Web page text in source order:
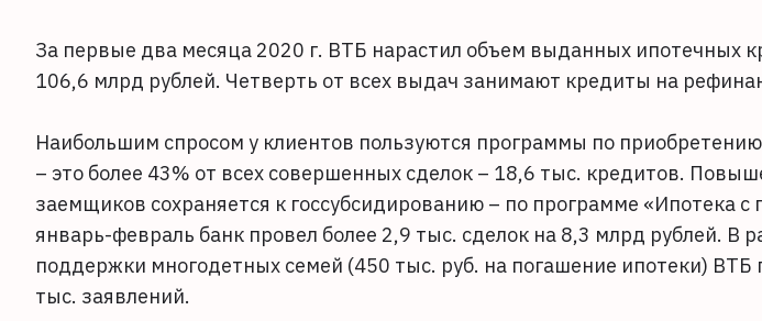
За первые два месяца 2020 г. ВТБ нарастил объем выданных ипотечных
106,6 млрд рублей. Четверть от всех выдач занимают кредиты на
Наибольшим спросом у клиентов пользуются программы по
– это более 43% от всех совершенных сделок – 18,6 тыс. кредитов.
заемщиков сохраняется к госсубсидированию – по программе «Ипотека с
январь-февраль банк провел более 2,9 тыс. сделок на 8,3 млрд рублей. В
поддержки многодетных семей (450 тыс. руб. на погашение ипотеки) ВТБ
тыс. заявлений.